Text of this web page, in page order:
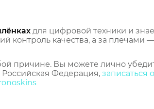
для цифровой техники и
контроль качества, а за плечами
причине. Вы можете лично
Федерация, записаться